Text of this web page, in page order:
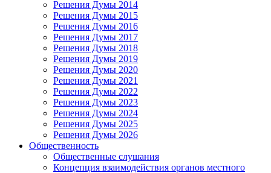
Решения Думы 2014
Решения Думы 2015
Решения Думы 2016
Решения Думы 2017
Решения Думы 2018
Решения Думы 2019
Решения Думы 2020
Решения Думы 2021
Решения Думы 2022
Решения Думы 2023
Решения Думы 2024
Решения Думы 2025
Решения Думы 2026
Общественность
Общественные слушания
Концепция взаимодействия органов местного